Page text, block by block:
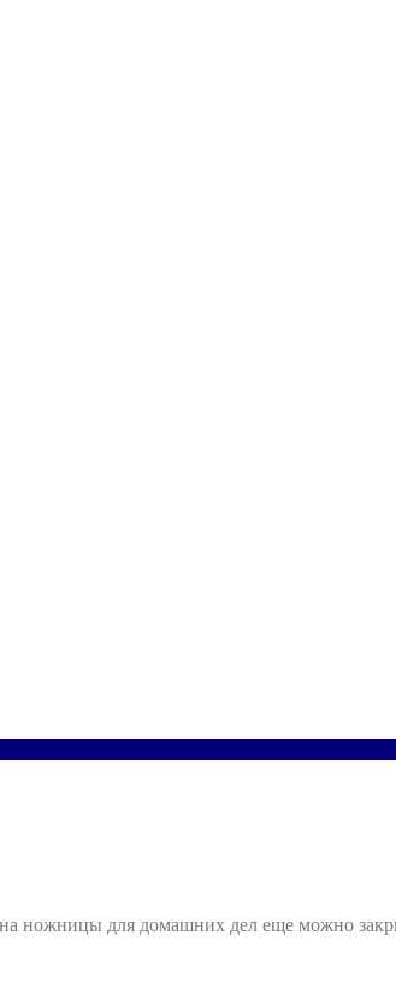
ножницы для домашних дел еще можно